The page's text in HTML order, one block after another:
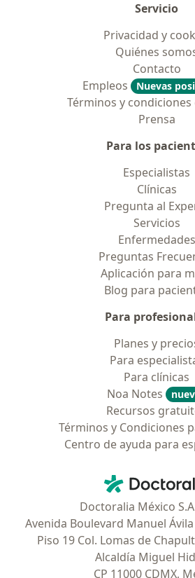
Servicio
Privacidad y
Quiénes
Contacto
Empleos
Nuevas
Términos y condiciones
Prensa
Para los
Especialistas
Clínicas
Pregunta al
Servicios
Enfermedades
Preguntas
Aplicación para
Blog para
Para
Planes y
Para
Para clínicas
Noa Notes
Recursos
Términos y Condiciones
Centro de ayuda para
Doctoralia México
Avenida Boulevard Manuel
Piso 19 Col. Lomas de
Alcaldía Miguel
CP 11000 CDMX,